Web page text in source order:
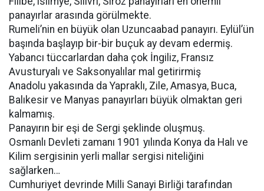
panayırlar arasında görülmekte.
Rumeli’nin en büyük olan Uzuncaabad panayırı. Eylül’ün
başında başlayıp bir-bir buçuk ay devam edermiş.
Yabancı tüccarlardan daha çok İngiliz, Fransız
Avusturyalı ve Saksonyalılar mal getirirmiş
Anadolu yakasında da Yapraklı, Zile, Amasya, Buca,
Balıkesir ve Manyas panayırları büyük olmaktan geri
kalmamış.
Panayırın bir eşi de Sergi şeklinde oluşmuş.
Osmanlı Devleti zamanı 1901 yılında Konya da Halı ve
Kilim sergisinin yerli mallar sergisi niteliğini
sağlarken…
Cumhuriyet devrinde Milli Sanayi Birliği tarafından